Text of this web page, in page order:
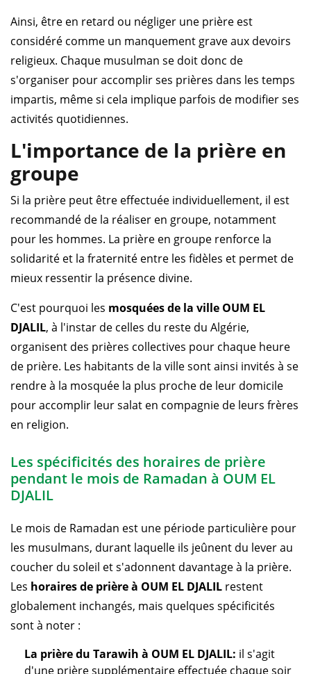
Ainsi, être en retard ou négliger une prière est
considéré comme un manquement grave aux devoirs
religieux. Chaque musulman se doit donc de
s'organiser pour accomplir ses prières dans les temps
impartis, même si cela implique parfois de modifier ses
activités quotidiennes.
L'importance de la prière en
groupe
Si la prière peut être effectuée individuellement, il est
recommandé de la réaliser en groupe, notamment
pour les hommes. La prière en groupe renforce la
solidarité et la fraternité entre les fidèles et permet de
mieux ressentir la présence divine.
C'est pourquoi les mosquées de la ville OUM EL
DJALIL, à l'instar de celles du reste du Algérie,
organisent des prières collectives pour chaque heure
de prière. Les habitants de la ville sont ainsi invités à se
rendre à la mosquée la plus proche de leur domicile
pour accomplir leur salat en compagnie de leurs frères
en religion.
Les spécificités des horaires de prière
pendant le mois de Ramadan à OUM EL
DJALIL
Le mois de Ramadan est une période particulière pour
les musulmans, durant laquelle ils jeûnent du lever au
coucher du soleil et s'adonnent davantage à la prière.
Les horaires de prière à OUM EL DJALIL restent
globalement inchangés, mais quelques spécificités
sont à noter :
La prière du Tarawih à OUM EL DJALIL: il s'agit
d'une prière supplémentaire effectuée chaque soir